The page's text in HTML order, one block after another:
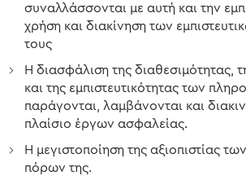
συναλλάσσονται με αυτή και την
χρήση και διακίνηση των
τους
Η διασφάλιση της διαθεσιμότητας,
και της εμπιστευτικότητας των
παράγονται, λαμβάνονται και
πλαίσιο έργων ασφαλείας.
Η μεγιστοποίηση της αξιοπιστίας
πόρων της.